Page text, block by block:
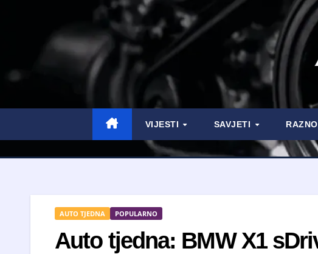
VIJESTI SAVJETI RAZNO
AUTO TJEDNA POPULARNO
Auto tjedna: BMW X1